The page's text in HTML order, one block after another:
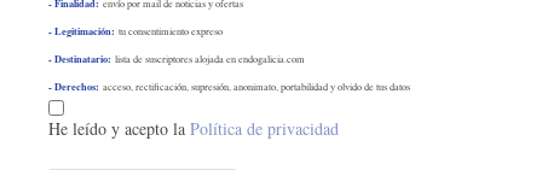
- Finalidad: envío por mail de noticias y ofertas
- Legitimación: tu consentimiento expreso
- Destinatario: lista de suscriptores alojada en endogalicia.com
- Derechos: acceso, rectificación, supresión, anonimato, portabilidad y olvido de tus datos
He leído y acepto la Política de privacidad